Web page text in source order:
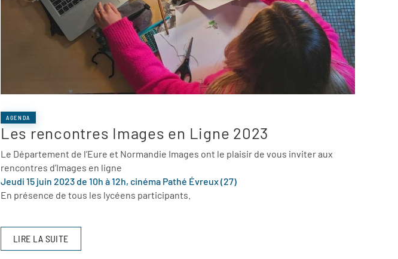
AGENDA
Les rencontres Images en Ligne 2023
Le Département de l’Eure et Normandie Images ont le plaisir de vous inviter aux
rencontres d’Images en ligne
Jeudi 15 juin 2023 de 10h à 12h, cinéma Pathé Évreux (27)
En présence de tous les lycéens participants.
LIRE LA SUITE